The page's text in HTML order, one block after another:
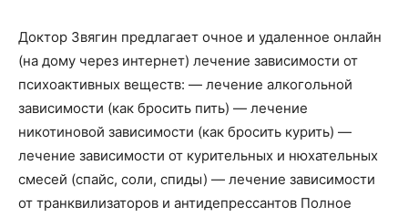
Доктор Звягин предлагает очное и удаленное онлайн
(на дому через интернет) лечение зависимости от
психоактивных веществ: — лечение алкогольной
зависимости (как бросить пить) — лечение
никотиновой зависимости (как бросить курить) —
лечение зависимости от курительных и нюхательных
смесей (спайс, соли, спиды) — лечение зависимости
от транквилизаторов и антидепрессантов Полное